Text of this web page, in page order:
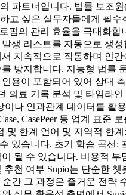
파트너입니다. 법률 보조
고 싶은 실무자들에게 필
의 관리 효율을 극대화합
생 리스트를 자동으로 생
지속적으로 작동하며 인
방지합니다. 지능형 법률
용이 포함되어 있어 상대
의료 기록 분석 및 타임라
이나 인과관계 데이터를
CasePeer 등 업계 표
한계 언어 및 지역적 한
있습니다. 초기 학습 곡
될 수 있습니다. 비용적
천 여부 Supio는 단순한
간 그 과정은 즐거운 전